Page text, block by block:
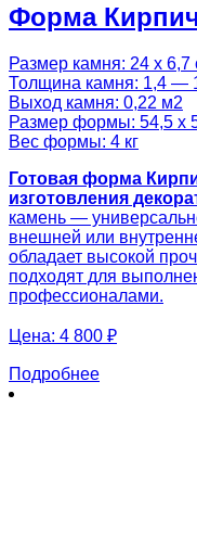
Форма
Размер камня: 24 х
Толщина камня: 1,4 —
Выход камня: 0,22 м2
Размер формы: 54,5 х
Вес формы: 4 кг
Готовая форма
изготовления
камень —
внешней или
обладает высокой
подходят для
профессионалами.
Цена: 4 800 ₽
Подробнее